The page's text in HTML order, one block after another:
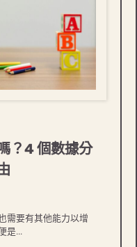
？4 個數據分
需要有其他能力以增
是...